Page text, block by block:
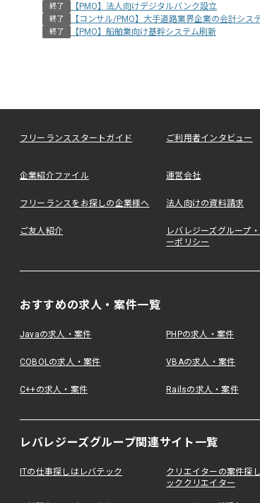
終了 【PMO】法人向けデジタルバンク設立
終了 【コンサル/PMO】大手道路業界企業の会計シス
終了 【PMO】船舶業向け基幹システム刷新
フリーランススタートガイド ご利用者インタビュー
企業紹介ファイル 運営会社
フリーランスをお探しの企業様へ 法人向けの資料請求
ご友人紹介
レバレジーズグループ
ーポリシー
おすすめの求人・案件一覧
Javaの求人・案件 PHPの求人・案件
COBOLの求人・案件 VBAの求人・案件
C++の求人・案件 Railsの求人・案件
レバレジーズグループ関連サイト一覧
ITの仕事探しはレバテック
クリエイターの案件探
ッククリエイター